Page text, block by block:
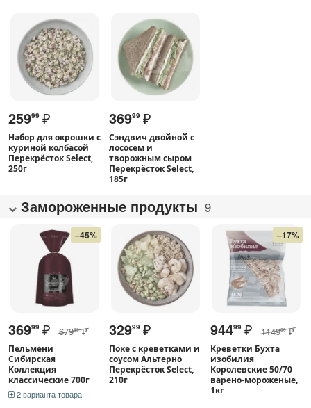
25999 ₽
Набор для окрошки с
куриной колбасой
Перекрёсток Select,
250г
36999 ₽
Сэндвич двойной с
лососем и
творожным сыром
Перекрёсток Select,
185г
Замороженные продукты 9
–45%
36999 ₽ 67999 ₽
Пельмени
Сибирская
Коллекция
классические 700г
2 варианта товара
32999 ₽
Поке с креветками и
соусом Альтерно
Перекрёсток Select,
210г
–17%
94499 ₽ 114900 ₽
Креветки Бухта
изобилия
Королевские 50/70
варено-мороженые,
1кг